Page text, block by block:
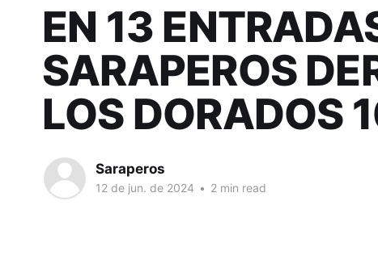
EN 13
SARAPEROS
LOS DORADOS
Saraperos
12 de jun. de 2024 • 2 min read